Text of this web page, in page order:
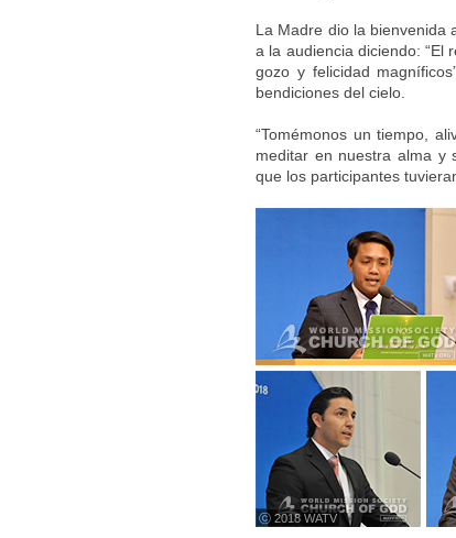
La Madre dio la bienvenida
a la audiencia diciendo: “El
gozo y felicidad
bendiciones del cielo.
“Tomémonos un tiempo,
meditar en nuestra alma y
que los participantes
ⓒ 2018 WATV